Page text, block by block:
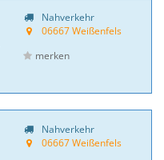
Nahverkehr
06667 Weißenfels
merken
Nahverkehr
06667 Weißenfels